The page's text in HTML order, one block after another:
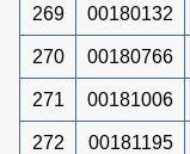
269 00180132
270 00180766
271 00181006
272 00181195